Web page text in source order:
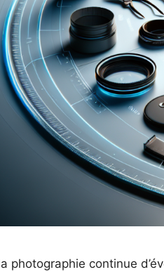
photographie continue